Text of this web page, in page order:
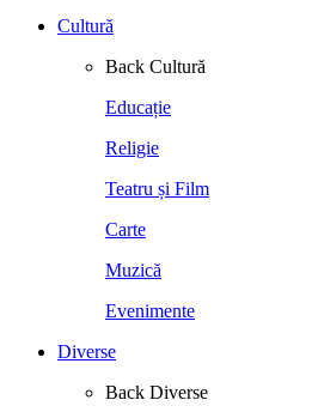
Cultură
Back Cultură
Educație
Religie
Teatru și Film
Carte
Muzică
Evenimente
Diverse
Back Diverse